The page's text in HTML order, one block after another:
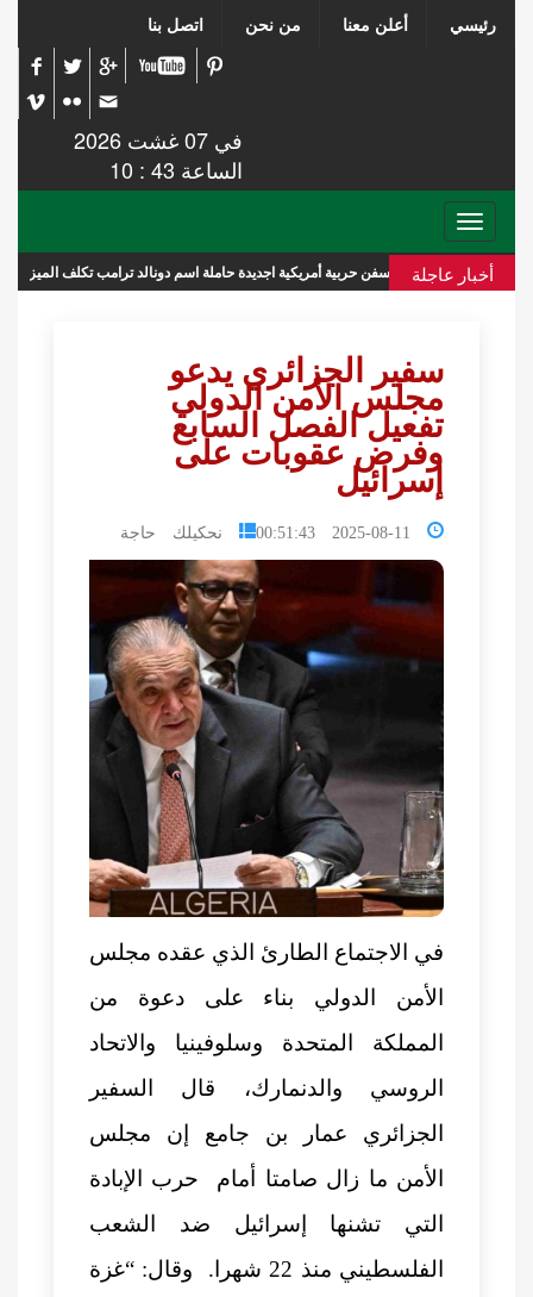
رئيسي أعلن معنا من نحن اتصل بنا
في 07 غشت 2026
الساعة 43 : 10
Toggle
navigation
أخبار عاجلةسفن حربية أمريكية اجديدة حاملة اسم دونالد ترامب تكلف الميزانية 275 مليار دولار
سفير الجزائري يدعو
مجلس الأمن الدولي
تفعيل الفصل السابع
وفرض عقوبات على
إسرائيل
2025-08-11 00:51:43 نحكيلك حاجة
في
الاجتماع الطارئ الذي عقده مجلس
الأمن الدولي بناء على دعوة من
المملكة المتحدة وسلوفينيا والاتحاد
الروسي والدنمارك، قال السفير
الجزائري عمار بن جامع إن مجلس
الأمن ما زال صامتا أمام حرب الإبادة
التي تشنها إسرائيل ضد الشعب
الفلسطيني منذ 22 شهرا. وقال: “غزة